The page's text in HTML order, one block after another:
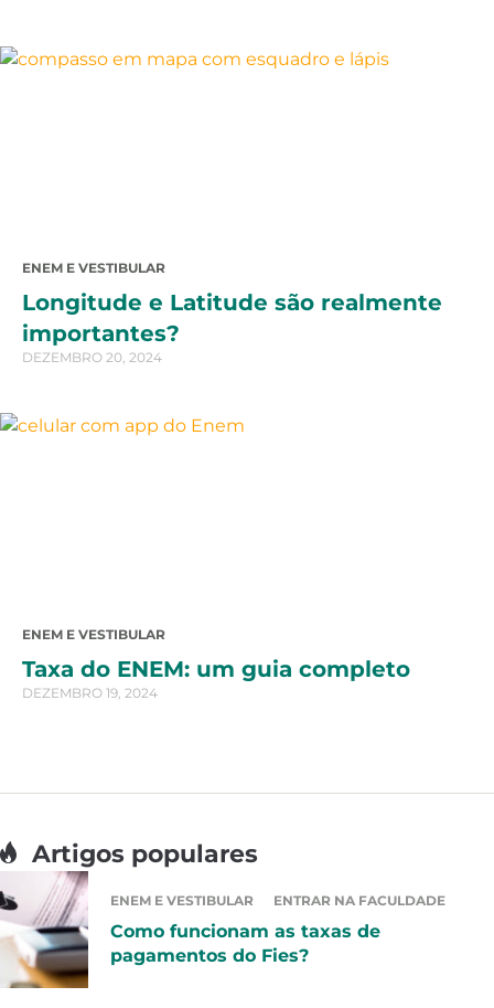
ENEM E VESTIBULAR
Longitude e Latitude são realmente
importantes?
DEZEMBRO 20, 2024
ENEM E VESTIBULAR
Taxa do ENEM: um guia completo
DEZEMBRO 19, 2024
Artigos populares
ENEM E VESTIBULAR ENTRAR NA FACULDADE
Como funcionam as taxas de
pagamentos do Fies?